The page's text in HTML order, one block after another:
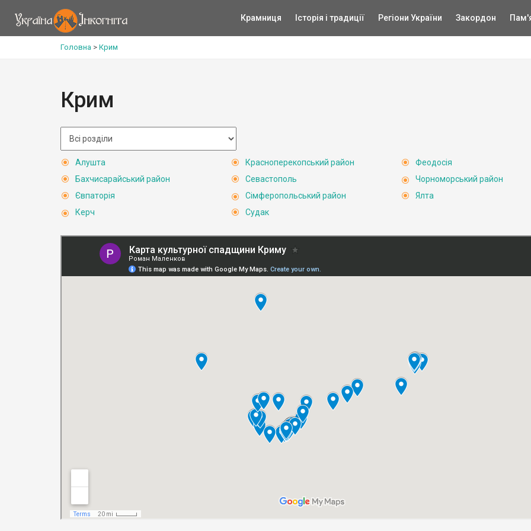
Крамниця Історія і традиції Регіони України Закордон
Головна > Крим
Крим
Алушта
Бахчисарайський район
Євпаторія
Керч
Красноперекопський район
Севастополь
Сімферопольський район
Судак
Феодосія
Чорноморський район
Ялта